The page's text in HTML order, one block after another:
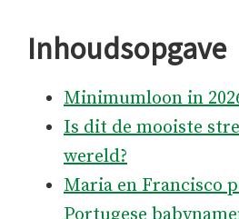
Inhoudsopgave
Minimumloon in
Is dit de mooiste
wereld?
Maria en Francisco